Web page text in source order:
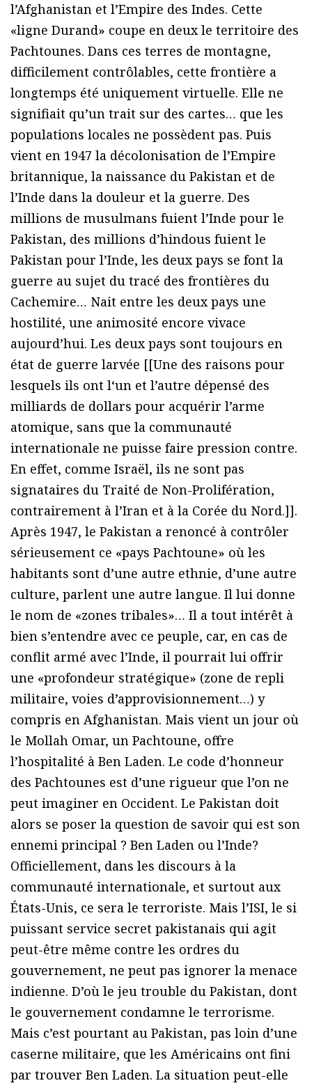
l’Afghanistan et l’Empire des Indes. Cette
«ligne Durand» coupe en deux le territoire des
Pachtounes. Dans ces terres de montagne,
difficilement contrôlables, cette frontière a
longtemps été uniquement virtuelle. Elle ne
signifiait qu’un trait sur des cartes… que les
populations locales ne possèdent pas. Puis
vient en 1947 la décolonisation de l’Empire
britannique, la naissance du Pakistan et de
l’Inde dans la douleur et la guerre. Des
millions de musulmans fuient l’Inde pour le
Pakistan, des millions d’hindous fuient le
Pakistan pour l’Inde, les deux pays se font la
guerre au sujet du tracé des frontières du
Cachemire… Nait entre les deux pays une
hostilité, une animosité encore vivace
aujourd’hui. Les deux pays sont toujours en
état de guerre larvée [[Une des raisons pour
lesquels ils ont l‘un et l’autre dépensé des
milliards de dollars pour acquérir l’arme
atomique, sans que la communauté
internationale ne puisse faire pression contre.
En effet, comme Israël, ils ne sont pas
signataires du Traité de Non-Prolifération,
contrairement à l’Iran et à la Corée du Nord.]].
Après 1947, le Pakistan a renoncé à contrôler
sérieusement ce «pays Pachtoune» où les
habitants sont d’une autre ethnie, d’une autre
culture, parlent une autre langue. Il lui donne
le nom de «zones tribales»… Il a tout intérêt à
bien s’entendre avec ce peuple, car, en cas de
conflit armé avec l’Inde, il pourrait lui offrir
une «profondeur stratégique» (zone de repli
militaire, voies d’approvisionnement…) y
compris en Afghanistan. Mais vient un jour où
le Mollah Omar, un Pachtoune, offre
l’hospitalité à Ben Laden. Le code d’honneur
des Pachtounes est d’une rigueur que l’on ne
peut imaginer en Occident. Le Pakistan doit
alors se poser la question de savoir qui est son
ennemi principal ? Ben Laden ou l’Inde?
Officiellement, dans les discours à la
communauté internationale, et surtout aux
États-Unis, ce sera le terroriste. Mais l’ISI, le si
puissant service secret pakistanais qui agit
peut-être même contre les ordres du
gouvernement, ne peut pas ignorer la menace
indienne. D’où le jeu trouble du Pakistan, dont
le gouvernement condamne le terrorisme.
Mais c’est pourtant au Pakistan, pas loin d’une
caserne militaire, que les Américains ont fini
par trouver Ben Laden. La situation peut-elle